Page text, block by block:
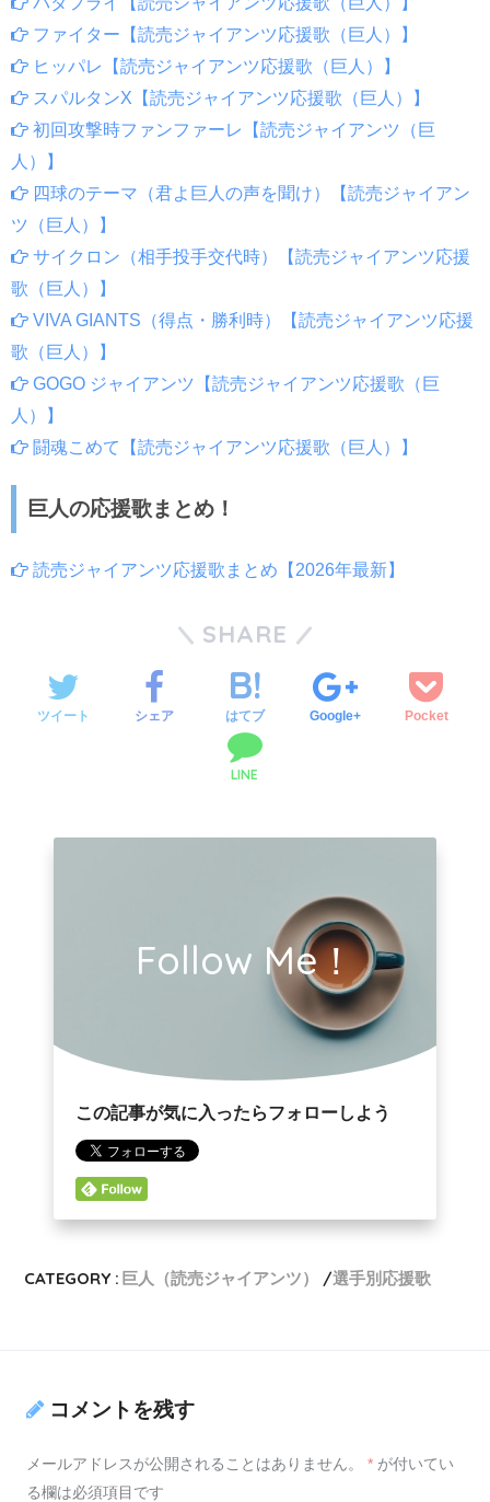
ファイター【読売ジャイアンツ応援歌（巨人）】
ヒッパレ【読売ジャイアンツ応援歌（巨人）】
スパルタンX【読売ジャイアンツ応援歌（巨人）】
初回攻撃時ファンファーレ【読売ジャイアンツ（巨
人）】
四球のテーマ（君よ巨人の声を聞け）【読売ジャイアン
ツ（巨人）】
サイクロン（相手投手交代時）【読売ジャイアンツ応援
歌（巨人）】
VIVA GIANTS（得点・勝利時）【読売ジャイアンツ応援
歌（巨人）】
GOGO ジャイアンツ【読売ジャイアンツ応援歌（巨
人）】
闘魂こめて【読売ジャイアンツ応援歌（巨人）】
巨人の応援歌まとめ！
読売ジャイアンツ応援歌まとめ【2026年最新】
SHARE
ツイート シェア はてブ Google+ Pocket
LINE
Follow Me！
この記事が気に入ったらフォローしよう
CATEGORY : 巨人（読売ジャイアンツ） 選手別応援歌
コメントを残す
メールアドレスが公開されることはありません。 * が付いてい
る欄は必須項目です